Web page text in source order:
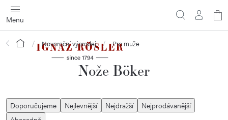
Přejít
na
obsah
Domů Novoroční výprodej Pro muže
Nože Böker
Ř
a
Doporučujeme Nejlevnější Nejdražší
Nejprodávanější